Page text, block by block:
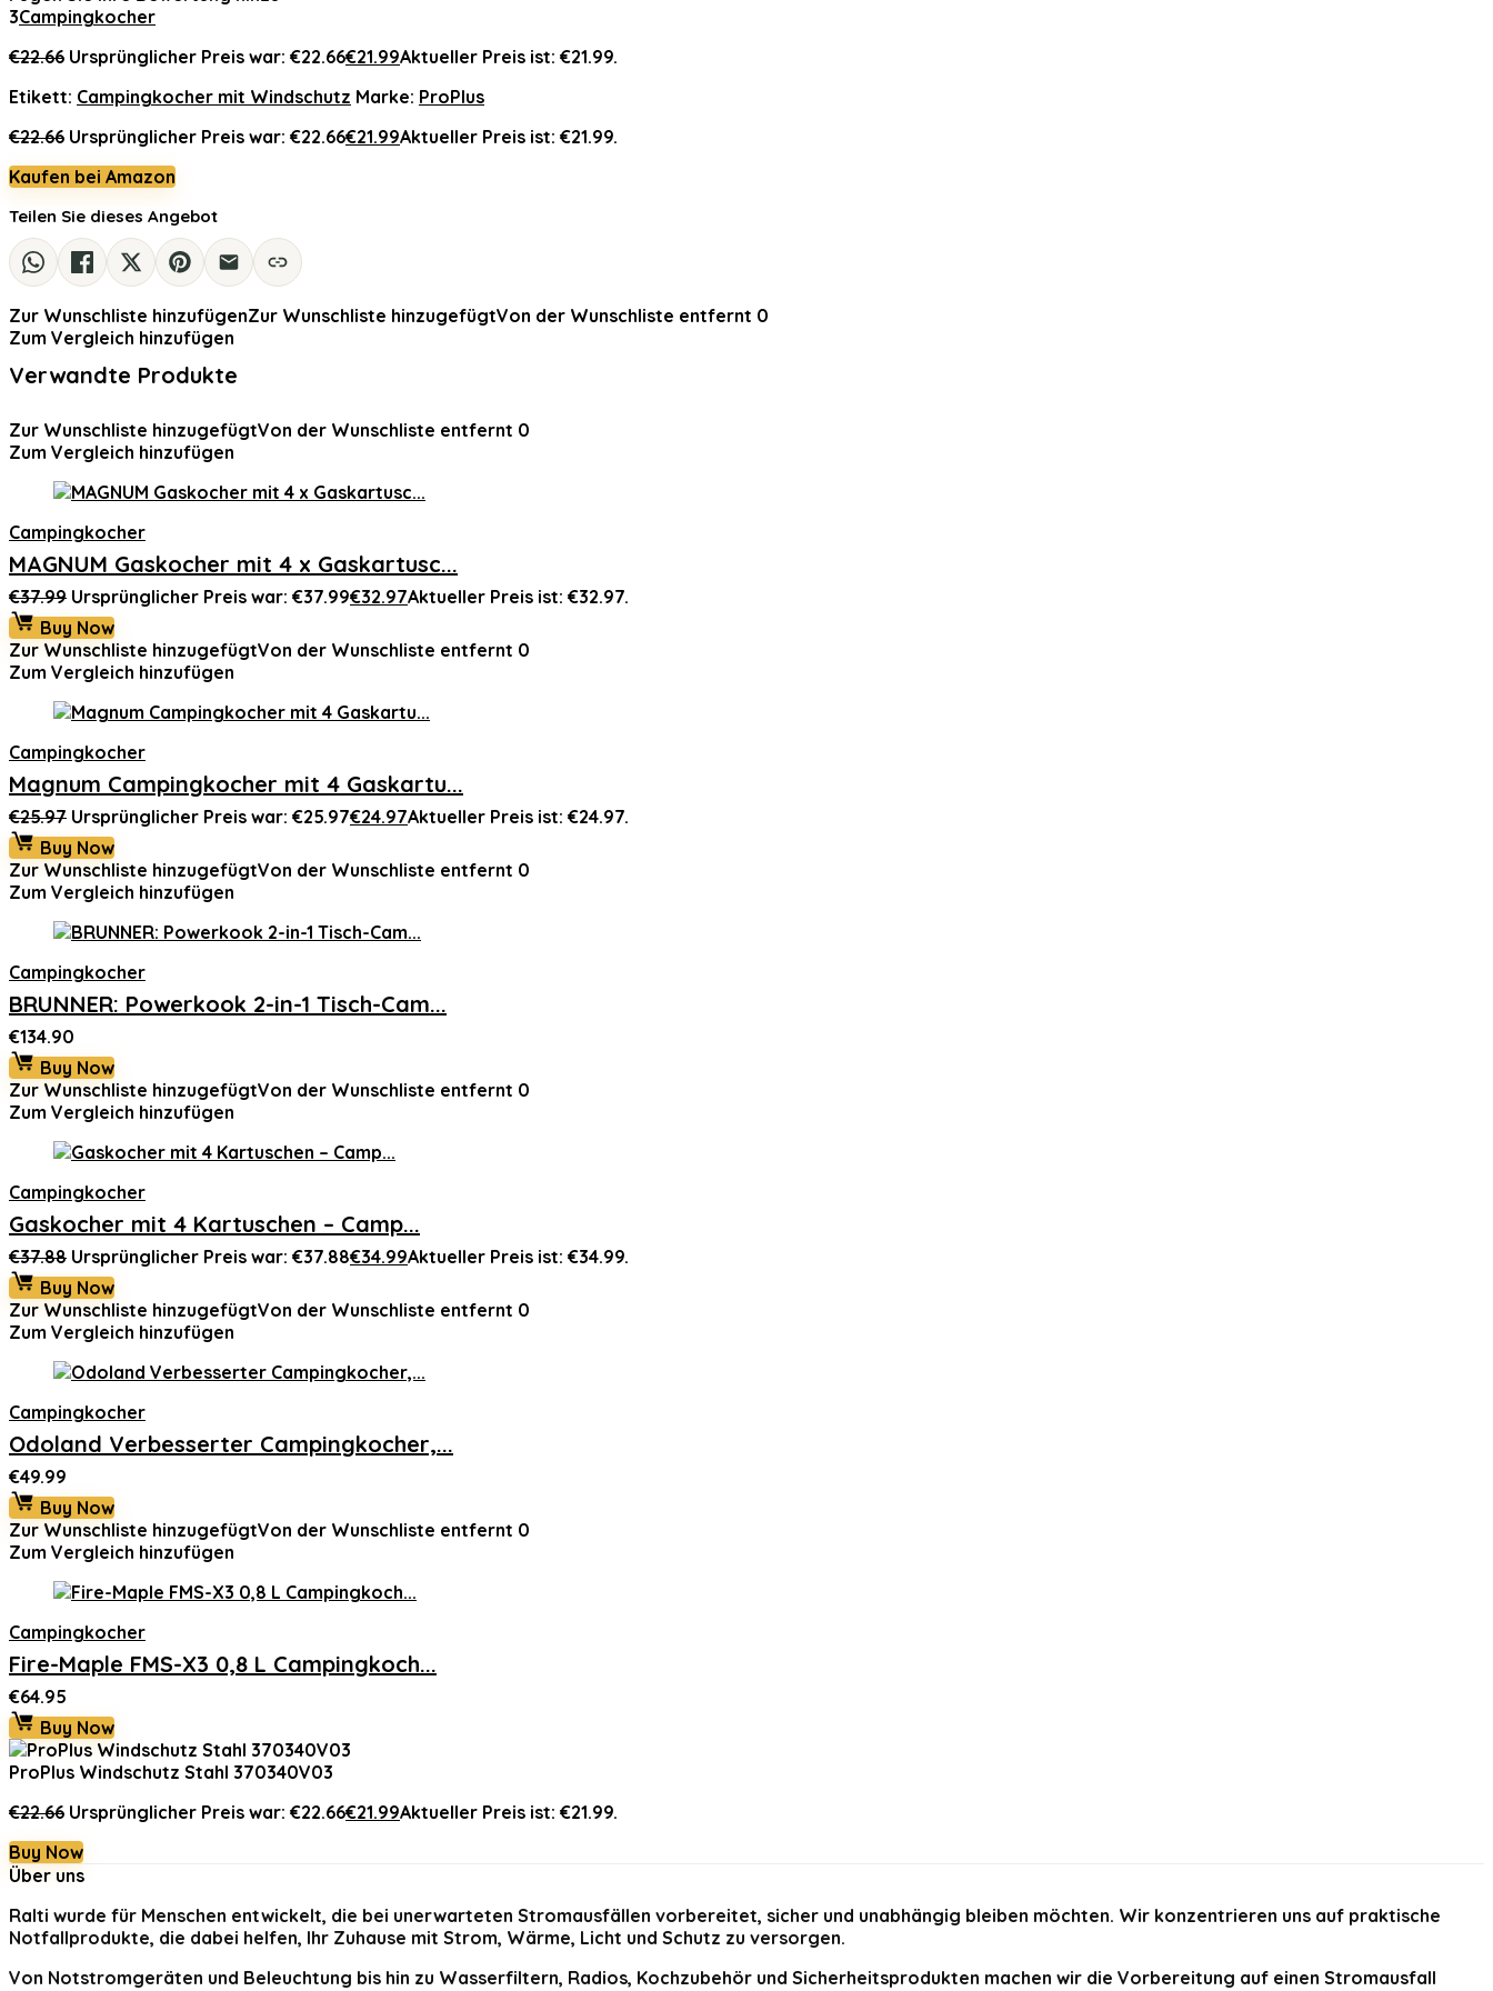
3Campingkocher
€22.66 Ursprünglicher Preis war: €22.66€21.99Aktueller Preis ist: €21.99.
Etikett: Campingkocher mit Windschutz Marke: ProPlus
€22.66 Ursprünglicher Preis war: €22.66€21.99Aktueller Preis ist: €21.99.
Kaufen bei Amazon
Teilen Sie dieses Angebot
Zur Wunschliste hinzufügenZur Wunschliste hinzugefügtVon der Wunschliste entfernt 0
Zum Vergleich hinzufügen
Verwandte Produkte
Zur Wunschliste hinzugefügtVon der Wunschliste entfernt 0
Zum Vergleich hinzufügen
Campingkocher
MAGNUM Gaskocher mit 4 x Gaskartusc...
€37.99 Ursprünglicher Preis war: €37.99€32.97Aktueller Preis ist: €32.97.
Buy Now
Zur Wunschliste hinzugefügtVon der Wunschliste entfernt 0
Zum Vergleich hinzufügen
Campingkocher
Magnum Campingkocher mit 4 Gaskartu...
€25.97 Ursprünglicher Preis war: €25.97€24.97Aktueller Preis ist: €24.97.
Buy Now
Zur Wunschliste hinzugefügtVon der Wunschliste entfernt 0
Zum Vergleich hinzufügen
Campingkocher
BRUNNER: Powerkook 2-in-1 Tisch-Cam...
€134.90
Buy Now
Zur Wunschliste hinzugefügtVon der Wunschliste entfernt 0
Zum Vergleich hinzufügen
Campingkocher
Gaskocher mit 4 Kartuschen – Camp...
€37.88 Ursprünglicher Preis war: €37.88€34.99Aktueller Preis ist: €34.99.
Buy Now
Zur Wunschliste hinzugefügtVon der Wunschliste entfernt 0
Zum Vergleich hinzufügen
Campingkocher
Odoland Verbesserter Campingkocher,...
€49.99
Buy Now
Zur Wunschliste hinzugefügtVon der Wunschliste entfernt 0
Zum Vergleich hinzufügen
Campingkocher
Fire-Maple FMS-X3 0,8 L Campingkoch...
€64.95
Buy Now
ProPlus Windschutz Stahl 370340V03
€22.66 Ursprünglicher Preis war: €22.66€21.99Aktueller Preis ist: €21.99.
Buy Now
Über uns
Ralti wurde für Menschen entwickelt, die bei unerwarteten Stromausfällen vorbereitet, sicher und unabhängig bleiben möchten. Wir konzentrieren uns auf praktische
Notfallprodukte, die dabei helfen, Ihr Zuhause mit Strom, Wärme, Licht und Schutz zu versorgen.
Von Notstromgeräten und Beleuchtung bis hin zu Wasserfiltern, Radios, Kochzubehör und Sicherheitsprodukten machen wir die Vorbereitung auf einen Stromausfall